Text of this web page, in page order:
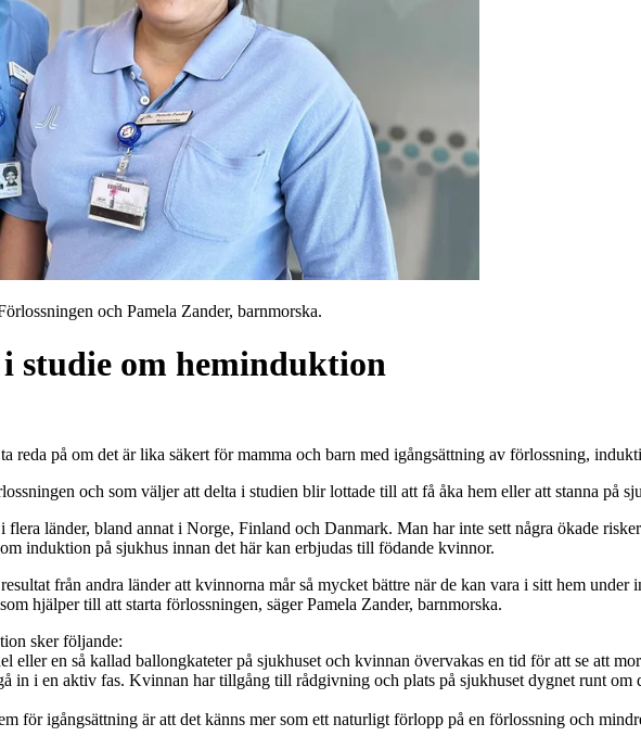
och Pamela Zander, barnmorska.
studie om heminduktion
reda på om det är lika säkert för mamma och barn med igångsättning av förlossning,
och som väljer att delta i studien blir lottade till att få åka hem eller att stanna på
länder, bland annat i Norge, Finland och Danmark. Man har inte sett några ökade
induktion på sjukhus innan det här kan erbjudas till födande kvinnor.
från andra länder att kvinnorna mår så mycket bättre när de kan vara i sitt hem
hjälper till att starta förlossningen, säger Pamela Zander, barnmorska.
sker följande:
eller en så kallad ballongkateter på sjukhuset och kvinnan övervakas en tid för att se att
in i en aktiv fas. Kvinnan har tillgång till rådgivning och plats på sjukhuset dygnet runt
för igångsättning är att det känns mer som ett naturligt förlopp på en förlossning och